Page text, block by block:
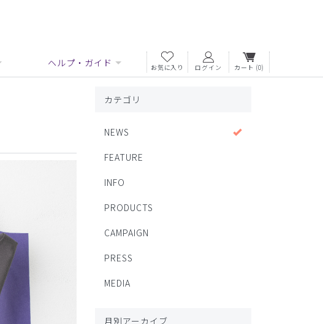
ヘルプ・ガイド お気に入り ログイン カート (0)
カテゴリ
NEWS
FEATURE
INFO
PRODUCTS
CAMPAIGN
PRESS
MEDIA
月別アーカイブ